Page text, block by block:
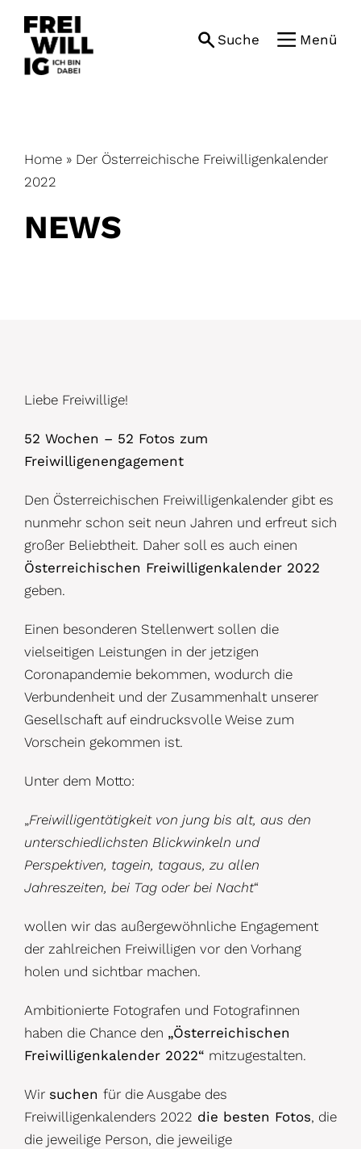
content
Suche Menü
Home » Der Österreichische Freiwilligenkalender
2022
NEWS
Liebe Freiwillige!
52 Wochen – 52 Fotos zum
Freiwilligenengagement
Den Österreichischen Freiwilligenkalender gibt es
nunmehr schon seit neun Jahren und erfreut sich
großer Beliebtheit. Daher soll es auch einen
Österreichischen Freiwilligenkalender 2022
geben.
Einen besonderen Stellenwert sollen die
vielseitigen Leistungen in der jetzigen
Coronapandemie bekommen, wodurch die
Verbundenheit und der Zusammenhalt unserer
Gesellschaft auf eindrucksvolle Weise zum
Vorschein gekommen ist.
Unter dem Motto:
„Freiwilligentätigkeit von jung bis alt, aus den
unterschiedlichsten Blickwinkeln und
Perspektiven, tagein, tagaus, zu allen
Jahreszeiten, bei Tag oder bei Nacht“
wollen wir das außergewöhnliche Engagement
der zahlreichen Freiwilligen vor den Vorhang
holen und sichtbar machen.
Ambitionierte Fotografen und Fotografinnen
haben die Chance den „Österreichischen
Freiwilligenkalender 2022“ mitzugestalten.
Wir suchen für die Ausgabe des
Freiwilligenkalenders 2022 die besten Fotos, die
die jeweilige Person, die jeweilige